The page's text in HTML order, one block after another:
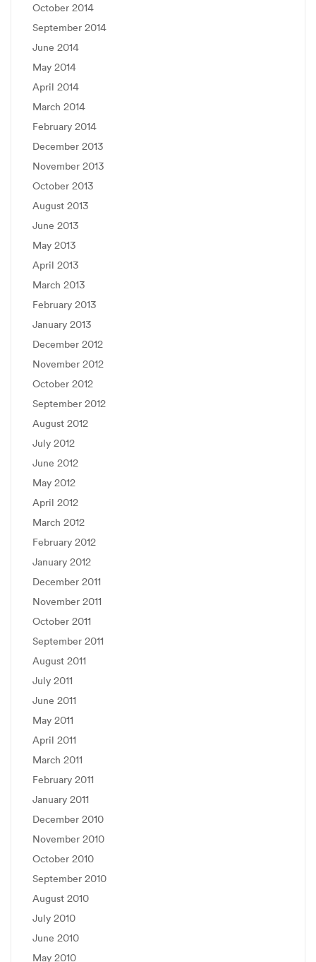
October 2014
September 2014
June 2014
May 2014
April 2014
March 2014
February 2014
December 2013
November 2013
October 2013
August 2013
June 2013
May 2013
April 2013
March 2013
February 2013
January 2013
December 2012
November 2012
October 2012
September 2012
August 2012
July 2012
June 2012
May 2012
April 2012
March 2012
February 2012
January 2012
December 2011
November 2011
October 2011
September 2011
August 2011
July 2011
June 2011
May 2011
April 2011
March 2011
February 2011
January 2011
December 2010
November 2010
October 2010
September 2010
August 2010
July 2010
June 2010
May 2010